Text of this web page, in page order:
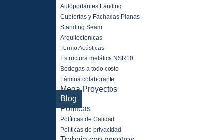
Autoportantes Landing
Cubiertas y Fachadas Planas
Standing Seam
Arquitectónicas
Termo Acústicas
Estructura metálica NSR10
Bodegas a todo costo
Lámina colaborante
Mega Proyectos
Blog
Políticas
Políticas de Calidad
Políticas de privacidad